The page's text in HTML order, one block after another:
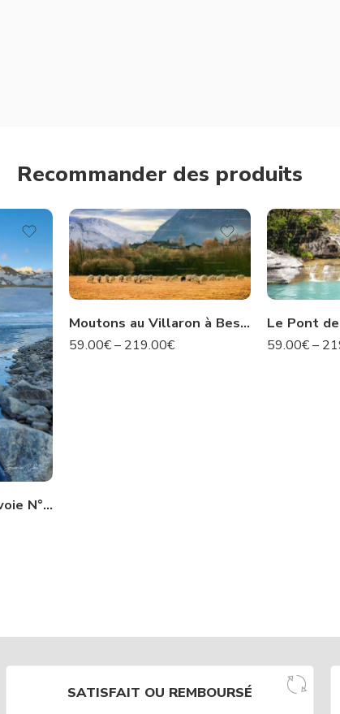
Recommander des produits
La Patagonie en Savoie N°435
Moutons au Villaron à Bessans – Savoie N°35
59.00€– 219.00€ 59.00€–
SATISFAIT OU REMBOURSÉ